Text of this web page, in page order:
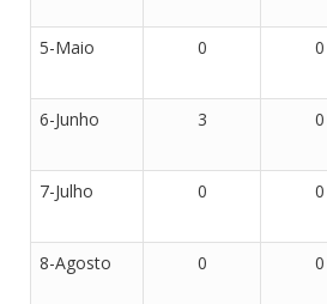
5-Maio 0 0
6-Junho 3 0
7-Julho 0 0
8-Agosto 0 0